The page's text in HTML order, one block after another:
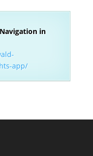
in
app/